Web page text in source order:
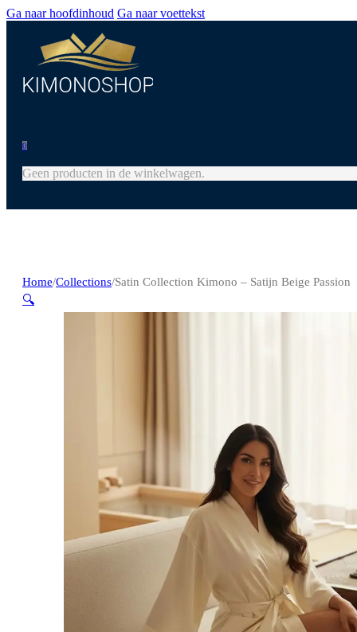
Ga naar hoofdinhoud Ga naar voettekst
0
Geen producten in de winkelwagen.
Home/Collections/Satin Collection Kimono – Satijn Beige Passion
🔍